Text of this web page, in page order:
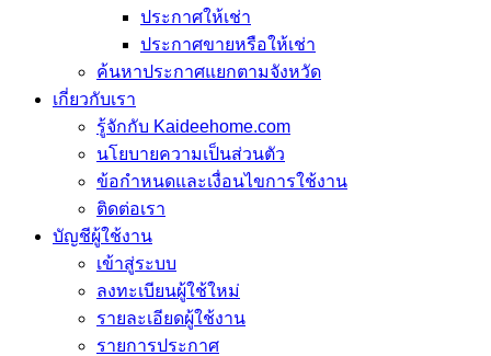
ประกาศให้เช่า
ประกาศขายหรือให้เช่า
ค้นหาประกาศแยกตามจังหวัด
เกี่ยวกับเรา
รู้จักกับ Kaideehome.com
นโยบายความเป็นส่วนตัว
ข้อกำหนดและเงื่อนไขการใช้งาน
ติดต่อเรา
บัญชีผู้ใช้งาน
เข้าสู่ระบบ
ลงทะเบียนผู้ใช้ใหม่
รายละเอียดผู้ใช้งาน
รายการประกาศ